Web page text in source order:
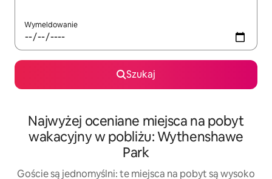
Wymeldowanie
Szukaj
Najwyżej oceniane miejsca na pobyt
wakacyjny w pobliżu: Wythenshawe
Park
Goście są jednomyślni: te miejsca na pobyt są wysoko